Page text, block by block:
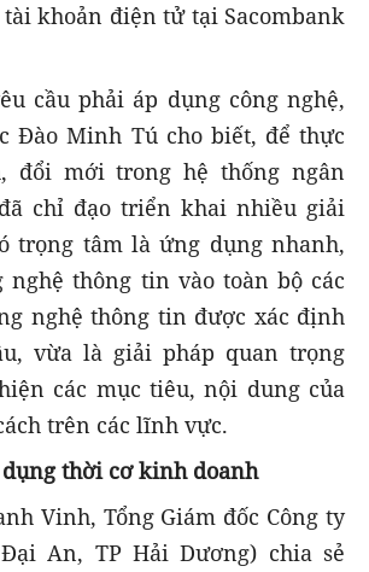
khoản điện tử tại Sacombank
cầu phải áp dụng công nghệ,
Đào Minh Tú cho biết, để thực
đổi mới trong hệ thống ngân
chỉ đạo triển khai nhiều giải
trọng tâm là ứng dụng nhanh,
nghệ thông tin vào toàn bộ các
nghệ thông tin được xác định
vừa là giải pháp quan trọng
các mục tiêu, nội dung của
trên các lĩnh vực.
thời cơ kinh doanh
Vinh, Tổng Giám đốc Công ty
An, TP Hải Dương) chia sẻ